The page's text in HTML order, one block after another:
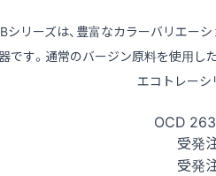
シリーズは、豊富なカラーバリエー
です。通常のバージン原料を使用し
エコトレー
OCD
受発
受発